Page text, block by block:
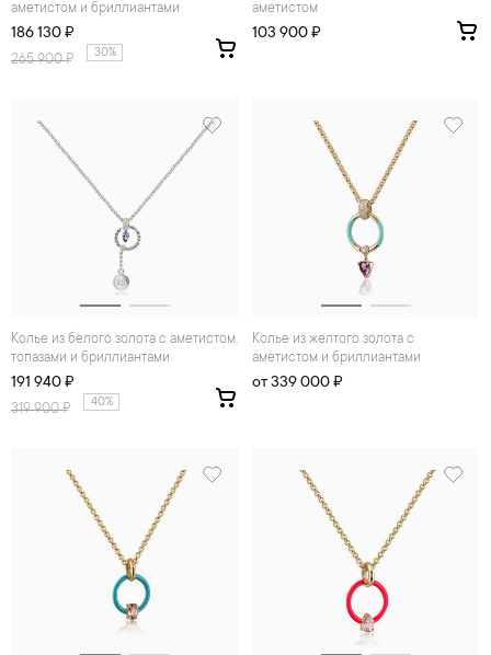
аметистом и бриллиантами
186 130 ₽
265 900₽ 30%
аметистом
103 900 ₽
Колье из белого золота с аметистом,
топазами и бриллиантами
191 940 ₽
319 900₽ 40%
Колье из желтого золота с
аметистом и бриллиантами
от 339 000 ₽